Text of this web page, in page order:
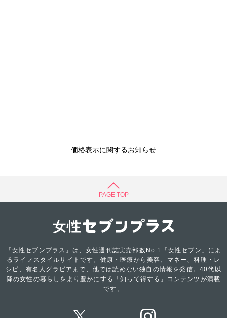
価格表示に関するお知らせ
PAGE TOP
「女性セブンプラス」は、女性週刊誌実売部数No.1「女性セブン」によ
るライフスタイルサイトです。健康・医療から美容、マネー、料理・レ
シピ、有名人グラビアまで、他では読めない独自の情報を発信。40代以
降の女性の暮らしをより豊かにする「知って得する」コンテンツが満載
です。